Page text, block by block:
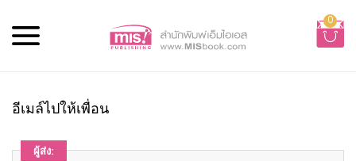
0
อีเมล์ไปให้เพื่อน
ผู้ส่ง: